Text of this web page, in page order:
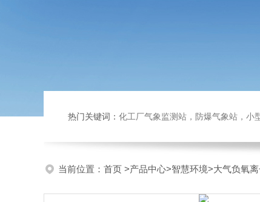
热门关键词： 化工厂气象监测站，防爆气象站，小型气
当前位置： 首页 >产品中心>智慧环境>大气负氧